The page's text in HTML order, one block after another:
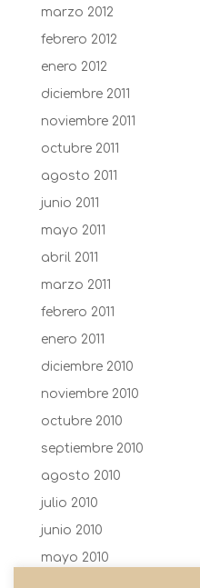
marzo 2012
febrero 2012
enero 2012
diciembre 2011
noviembre 2011
octubre 2011
agosto 2011
junio 2011
mayo 2011
abril 2011
marzo 2011
febrero 2011
enero 2011
diciembre 2010
noviembre 2010
octubre 2010
septiembre 2010
agosto 2010
julio 2010
junio 2010
mayo 2010